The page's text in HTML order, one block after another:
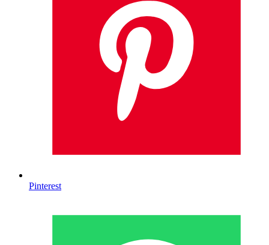
Pinterest